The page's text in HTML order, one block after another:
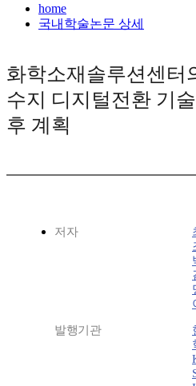
home
국내학술논문 상세
화학소재솔루션센터
수지 디지털전환 기
후 계획
저자
발행기관